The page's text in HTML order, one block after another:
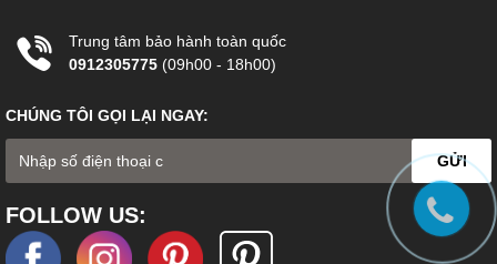
Trung tâm bảo hành toàn quốc
0912305775 (09h00 - 18h00)
CHÚNG TÔI GỌI LẠI NGAY:
GỬI
FOLLOW US: